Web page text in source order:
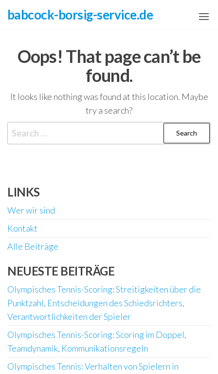
babcock-borsig-service.de
Oops! That page can’t be
found.
It looks like nothing was found at this location. Maybe
try a search?
for:
LINKS
Wer wir sind
Kontakt
Alle Beiträge
NEUESTE BEITRÄGE
Olympisches Tennis-Scoring: Streitigkeiten über die
Punktzahl, Entscheidungen des Schiedsrichters,
Verantwortlichkeiten der Spieler
Olympisches Tennis-Scoring: Scoring im Doppel,
Teamdynamik, Kommunikationsregeln
Olympisches Tennis: Verhalten von Spielern in